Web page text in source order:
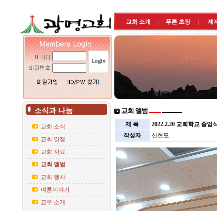
교회 소개 푸른 초장 제
소식과 나눔
교회 소식
교회 일정
교회 자료
교회 앨범
교회 행사
여름이야기
교우 소개
교회 앨범
제 목
2022.2.20 교회학교 졸업
작성자
신현모